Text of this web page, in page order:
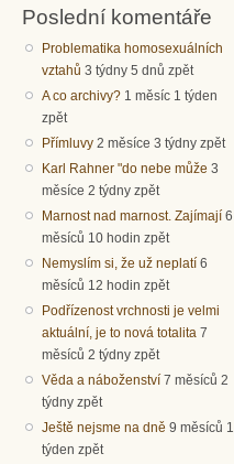
Poslední komentáře
Problematika homosexuálních
vztahů 3 týdny 5 dnů zpět
A co archivy? 1 měsíc 1 týden
zpět
Přímluvy 2 měsíce 3 týdny zpět
Karl Rahner "do nebe může 3
měsíce 2 týdny zpět
Marnost nad marnost. Zajímají 6
měsíců 10 hodin zpět
Nemyslím si, že už neplatí 6
měsíců 12 hodin zpět
Podřízenost vrchnosti je velmi
aktuální, je to nová totalita 7
měsíců 2 týdny zpět
Věda a náboženství 7 měsíců 2
týdny zpět
Ještě nejsme na dně 9 měsíců 1
týden zpět